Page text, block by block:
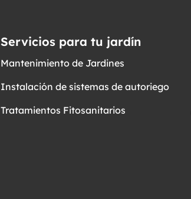
Servicios para tu jardín
Mantenimiento de Jardines
Instalación de sistemas de autoriego
Tratamientos Fitosanitarios